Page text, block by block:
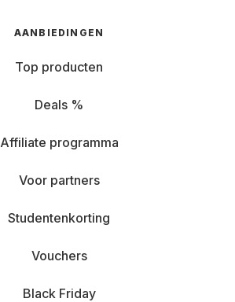
AANBIEDINGEN
Top producten
Deals %
Affiliate programma
Voor partners
Studentenkorting
Vouchers
Black Friday